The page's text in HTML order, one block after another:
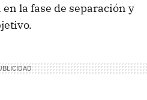
la fase de separación y